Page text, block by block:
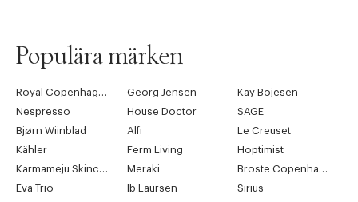
Populära märken
Royal Copenhagen Georg Jensen
Kay Bojesen
Nespresso
House Doctor
SAGE
Bjørn Wiinblad
Alfi
Le Creuset
Kähler
Ferm Living
Hoptimist
Karmameju Skincare
Meraki
Broste Copenhagen
Eva Trio
Ib Laursen
Sirius